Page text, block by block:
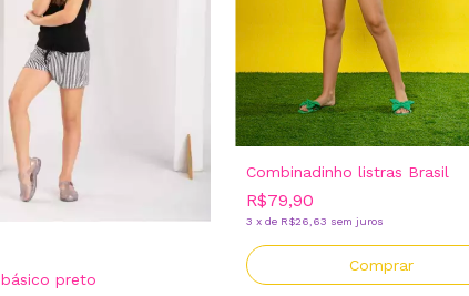
preto
Combinadinho listras Brasil
R$79,90
3 x de R$26,63 sem juros
Comprar